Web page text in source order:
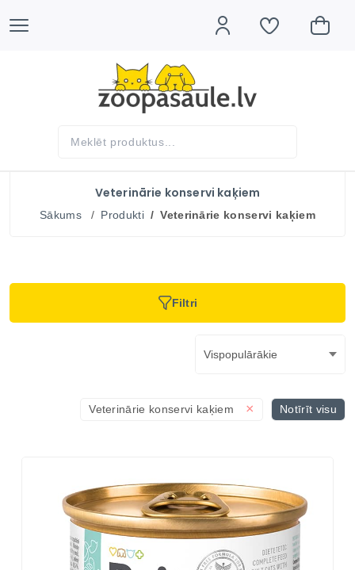
Veterinārie konservi kaķiem
Sākums Produkti Veterinārie konservi kaķiem
Filtri
Veterinārie konservi kaķiem × Notīrīt visu